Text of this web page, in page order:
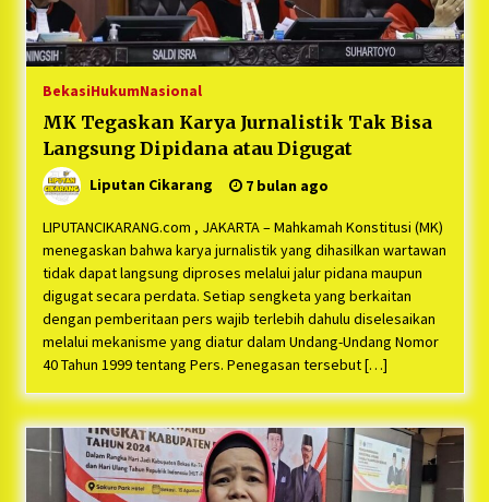
Ke-4 Berjalan Sukses
5 bulan ago
Aura Farming yang Viral Ternyata Anak
1 tahun ago
Duh Kacau Banget, Karena Kecewa Tak Dapat
Fasilitas yang Sesuai, Para Peserta Retret
Sebelum Waktunya
1 tahun ago
Kartini Penggerak Lingkungan dari Sampah
Bukit Berlian
1 tahun ago
Aman Sampai Tujuan BUMN 2025
1 tahun ago
Ketua Umum Jurpala KOSMI Indonesia Gilang
Bayu Nugraha, S.H, Ucapkan Terimakasih Atas
BekasiHukumNasional
MK Tegaskan Karya Jurnalistik Tak Bisa
Langsung Dipidana atau Digugat
Liputan Cikarang 7 bulan ago
LIPUTANCIKARANG.com , JAKARTA – Mahkamah Konstitusi (MK)
menegaskan bahwa karya jurnalistik yang dihasilkan wartawan
tidak dapat langsung diproses melalui jalur pidana maupun
digugat secara perdata. Setiap sengketa yang berkaitan
dengan pemberitaan pers wajib terlebih dahulu diselesaikan
melalui mekanisme yang diatur dalam Undang-Undang Nomor
40 Tahun 1999 tentang Pers. Penegasan tersebut […]